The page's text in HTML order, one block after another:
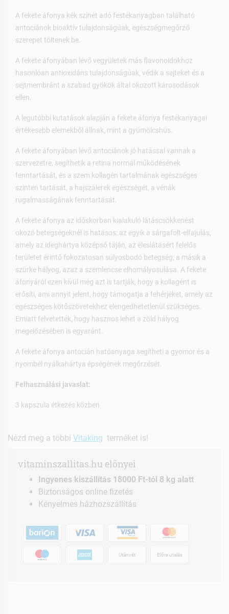
A fekete áfonya kék színét adó festékanyagban található
antociánok bioaktív tulajdonságúak, egészségmegőrző
szerepet töltenek be.
A fekete áfonyában lévő vegyületek más flavonoidokhoz
hasonlóan antioxidáns tulajdonságúak, védik a sejteket és a
sejtmembránt a szabad gyökök által okozott károsodások
ellen.
A legutóbbi kutatások alapján a fekete áfonya festékanyagai
értékesebb elemekből állnak, mint a gyümölcshús.
A fekete áfonyában lévő antociánok jó hatással vannak a
szervezetre, segíthetik a retina normál működésének
fenntartását, és a szem kollagén tartalmának egészséges
szinten tartását, a hajszálerek egészségét, a vénák
rugalmasságának fenntartását.
A fekete áfonya az időskorban kialakuló látáscsökkenést
okozó betegségeknél is hatásos: az egyik a sárgafolt-elfajulás,
amely az ideghártya középső táján, az éleslátásért felelős
területet érintő fokozatosan súlyosbodó betegség; a másik a
szürke hályog, azaz a szemlencse elhomályosulása. A fekete
áfonyáról ezen kívül még azt is tartják, hogy a kollagént is
erősíti, ami annyit jelent, hogy támogatja a fehérjéket, amely az
egészséges kötőszövetekhez elengedhetetlenül szükséges.
Emiatt felvetették, hogy hasznos lehet a zöld hályog
megelőzésében is egyaránt.
A fekete áfonya antocián hatóanyaga segítheti a gyomor és a
nyombél nyálkahártya épségének megőrzését.
Felhasználási javaslat:
3 kapszula étkezés közben
Nézd meg a többi Vitaking terméket is!
vitaminszallitas.hu előnyei
Ingyenes kiszállítás 18000 Ft-tól 8 kg alatt
Biztonságos online fizetés
Kényelmes házhozszállítás
Utánvét Előre utalás